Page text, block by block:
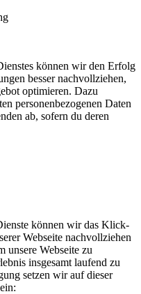
können wir den Erfolg
besser nachvollziehen,
optimieren. Dazu
personenbezogenen Daten
ab, sofern du deren
können wir das Klick-
Webseite nachvollziehen
unsere Webseite zu
insgesamt laufend zu
setzen wir auf dieser